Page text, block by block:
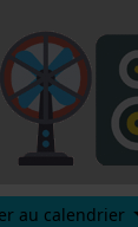
au calendrier